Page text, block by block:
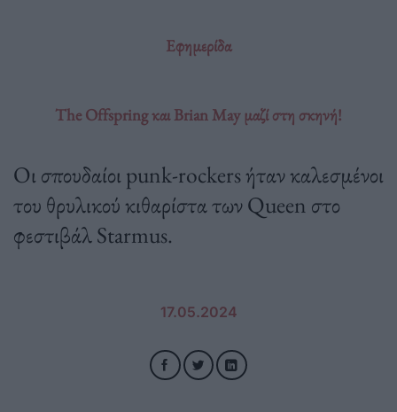
Εφημερίδα
The Offspring και Brian May μαζί στη σκηνή!
Οι σπουδαίοι punk-rockers ήταν καλεσμένοι
του θρυλικού κιθαρίστα των Queen στο
φεστιβάλ Starmus.
17.05.2024